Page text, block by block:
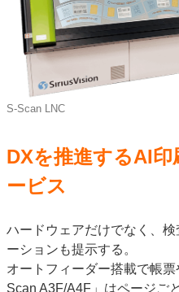
S-Scan LNC
DXを推進するAI
ービス
ハードウェアだけでなく、
ーションも提示する。
オートフィーダー搭載で帳
Scan A3F/A4F」はページご